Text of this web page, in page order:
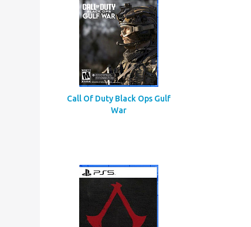
Call Of Duty Black Ops Gulf
War